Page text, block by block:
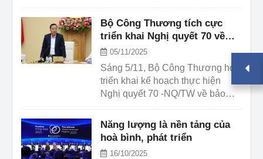
328/NQ-CP ngày 13/10/2025 của
Chính phủ ban hành Chương
trình hành động thực hiện Nghị
quyết số 70-NQ/TW ngày
20/8/2025 của Bộ Chính trị về bảo
đảm an ninh năng lượng quốc gia
đến năm 2030, tầm nhìn đến năm
Bộ Công Thương tích cực
triển khai Nghị quyết 70 về
đảm bảo an ninh năng lượng
05/11/2025
Sáng 5/11, Bộ Công Thương họp
triển khai kế hoạch thực hiện
Nghị quyết 70 -NQ/TW về bảo
đến năm 2030, tầm nhìn đến năm
2045.
Năng lượng là nền tảng của
hoà bình, phát triển
16/10/2025